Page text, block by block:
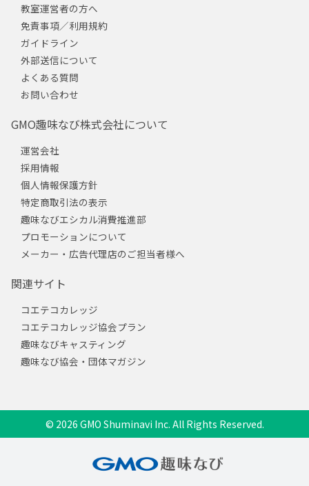
教室運営者の方へ
免責事項／利用規約
ガイドライン
外部送信について
よくある質問
お問い合わせ
GMO趣味なび株式会社について
運営会社
採用情報
個人情報保護方針
特定商取引法の表示
趣味なびエシカル消費推進部
プロモーションについて
メーカー・広告代理店のご担当者様へ
関連サイト
コエテコカレッジ
コエテコカレッジ協会プラン
趣味なびキャスティング
趣味なび協会・団体マガジン
© 2026 GMO Shuminavi Inc. All Rights Reserved.